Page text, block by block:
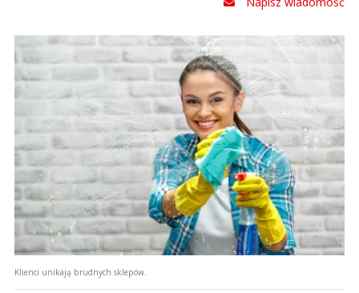
Klienci unikają brudnych sklepów.